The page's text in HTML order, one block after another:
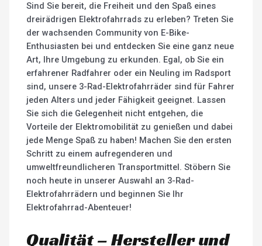
Sind Sie bereit, die Freiheit und den Spaß eines
dreirädrigen Elektrofahrrads zu erleben? Treten Sie
der wachsenden Community von E-Bike-
Enthusiasten bei und entdecken Sie eine ganz neue
Art, Ihre Umgebung zu erkunden. Egal, ob Sie ein
erfahrener Radfahrer oder ein Neuling im Radsport
sind, unsere 3-Rad-Elektrofahrräder sind für Fahrer
jeden Alters und jeder Fähigkeit geeignet. Lassen
Sie sich die Gelegenheit nicht entgehen, die
Vorteile der Elektromobilität zu genießen und dabei
jede Menge Spaß zu haben! Machen Sie den ersten
Schritt zu einem aufregenderen und
umweltfreundlicheren Transportmittel. Stöbern Sie
noch heute in unserer Auswahl an 3-Rad-
Elektrofahrrädern und beginnen Sie Ihr
Elektrofahrrad-Abenteuer!
Qualität – Hersteller und